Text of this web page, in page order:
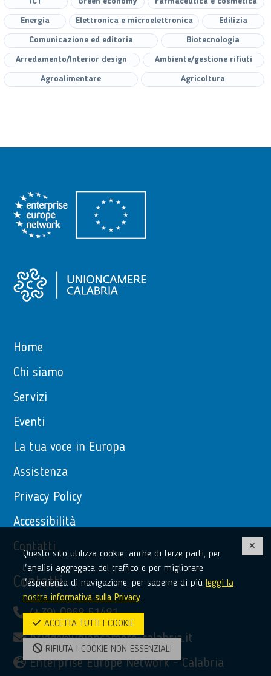
Energia Elettronica e microelettronica Edilizia
Comunicazione ed editoria Biotecnologia
Arredamento/Interior design Ambiente/gestione rifiuti
Agroalimentare Agricoltura
Home
Chi siamo
Servizi
Eventi
La tua voce in Europa
Assistenza
Privacy Policy
Accessibilità
Contatti
Contatti
(+39) 0968 51481
bridge@unioncamere-calabria.it
Enterprise Europe Network - Calabria
Questo sito utilizza cookie, anche di terze parti, per
l'analisi aggregata del traffico e per migliorare
l'esperienza di navigazione, per saperne di più leggi la
nostra informativa sulla Privacy.
ACCETTA TUTTI I COOKIE
RIFIUTA I COOKIE NON ESSENZIALI